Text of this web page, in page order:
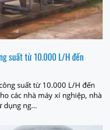
suất từ 10.000 L/H đến
suất từ 10.000 L/H đến
các nhà máy xí nghiệp, nhà
dụng ng...